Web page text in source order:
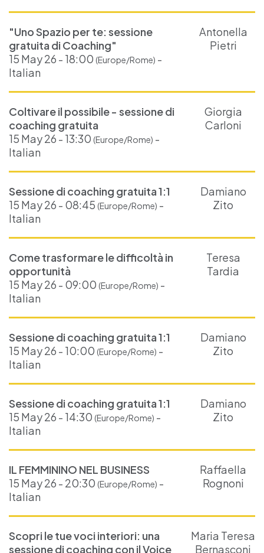
"Uno Spazio per te: sessione
gratuita di Coaching"
15 May 26 - 18:00 (Europe/Rome) -
Italian
Antonella
Pietri
Coltivare il possibile - sessione di
coaching gratuita
15 May 26 - 13:30 (Europe/Rome) -
Italian
Giorgia
Carloni
Sessione di coaching gratuita 1:1
15 May 26 - 08:45 (Europe/Rome) -
Italian
Damiano
Zito
Come trasformare le difficoltà in
opportunità
15 May 26 - 09:00 (Europe/Rome) -
Italian
Teresa
Tardia
Sessione di coaching gratuita 1:1
15 May 26 - 10:00 (Europe/Rome) -
Italian
Damiano
Zito
Sessione di coaching gratuita 1:1
15 May 26 - 14:30 (Europe/Rome) -
Italian
Damiano
Zito
IL FEMMININO NEL BUSINESS
15 May 26 - 20:30 (Europe/Rome) -
Italian
Raffaella
Rognoni
Scopri le tue voci interiori: una
sessione di coaching con il Voice
Maria Teresa
Bernasconi